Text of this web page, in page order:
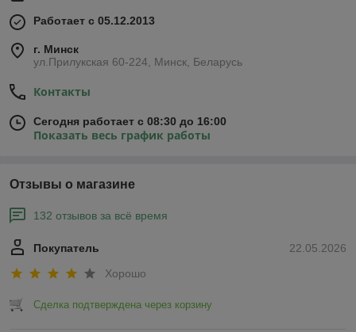
Работает с 05.12.2013
г. Минск
ул.Прилукская 60-224, Минск, Беларусь
Контакты
Сегодня работает с 08:30 до 16:00
Показать весь график работы
Отзывы о магазине
132 отзывов за всё время
22.05.2026
Покупатель
Хорошо
Сделка подтверждена через корзину